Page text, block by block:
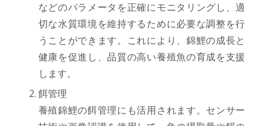
などのパラメータを正確にモニタリングし、適
切な水質環境を維持するために必要な調整を行
うことができます。これにより、錦鯉の成長と
健康を促進し、品質の高い養殖魚の育成を支援
します。
餌管理
養殖錦鯉の餌管理にも活用されます。センサー